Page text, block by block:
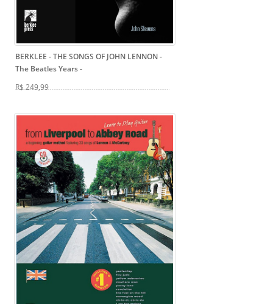
BERKLEE - THE SONGS OF JOHN LENNON -
The Beatles Years-
R$ 249,99